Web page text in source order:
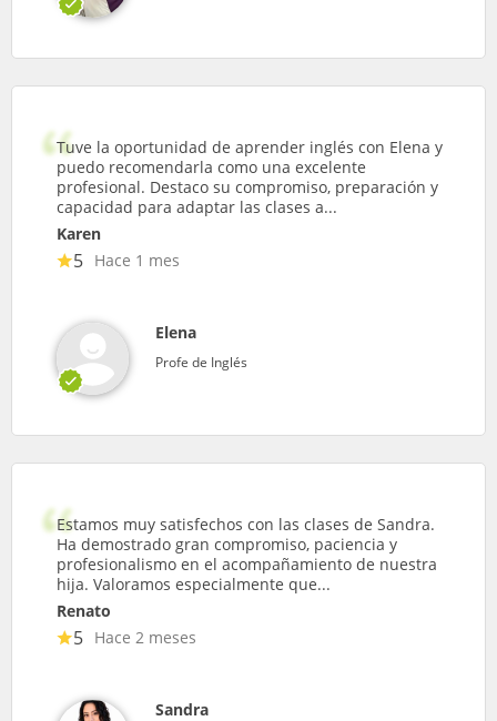
Tuve la oportunidad de aprender inglés con Elena y
puedo recomendarla como una excelente
profesional. Destaco su compromiso, preparación y
capacidad para adaptar las clases a...
Karen
5 Hace 1 mes
Elena
Profe de Inglés
Estamos muy satisfechos con las clases de Sandra.
Ha demostrado gran compromiso, paciencia y
profesionalismo en el acompañamiento de nuestra
hija. Valoramos especialmente que...
Renato
5 Hace 2 meses
Sandra